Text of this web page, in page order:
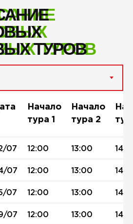
ТУРОВ
ТУРОВ
Начало
тура 1
Начало
тура 2
07 12:00 13:00
07 12:00 13:00
07 12:00 13:00
07 12:00 13:00